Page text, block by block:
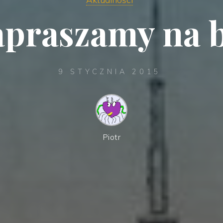
na
9 STYCZNIA 2015
Piotr